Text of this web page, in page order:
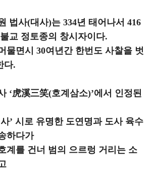
법사(대사)는 334년 태어나서 416
교 정토종의 창시자이다.
물면시 30여년간 한번도 사찰을 벗
다.
‘虎溪三笑(호계삼소)’에서 인정된
’ 시로 유명한 도연명과 도사 육수
하다가
계를 건너 범의 으르렁 거리는 소